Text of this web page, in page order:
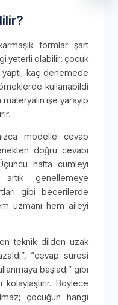
formlar şart
yeterli olabilir: çocuk
yaptı, kaç denemede
kullanabildi
işe yarayıp
modelle cevap
doğru cevabı
hafta cümleyi
genellemeye
gibi becerilerde
uzmanı hem aileyi
teknik dilden uzak
“cevap süresi
başladı” gibi
kolaylaştırır. Böylece
çocuğun hangi